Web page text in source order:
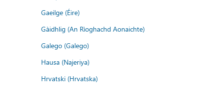
Gaeilge (Éire)
Gàidhlig (An Rìoghachd Aonaichte)
Galego (Galego)
Hausa (Najeriya)
Hrvatski (Hrvatska)